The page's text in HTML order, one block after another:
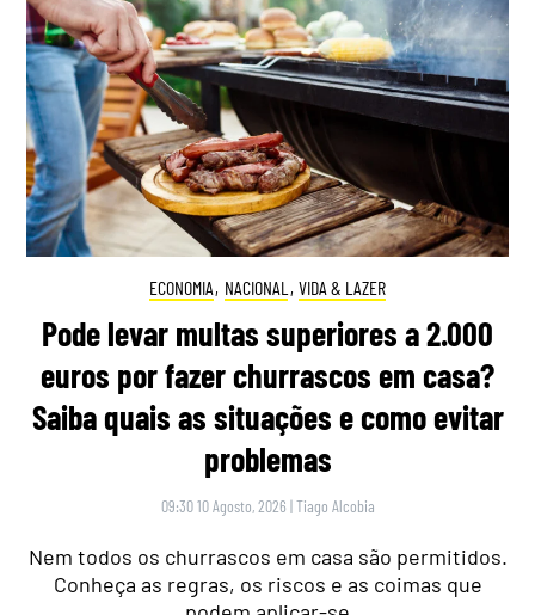
ECONOMIA, NACIONAL , VIDA & LAZER
Pode levar multas superiores a 2.000
euros por fazer churrascos em casa?
Saiba quais as situações e como evitar
problemas
09:30 10 Agosto, 2026 |Tiago Alcobia
Nem todos os churrascos em casa são permitidos.
Conheça as regras, os riscos e as coimas que